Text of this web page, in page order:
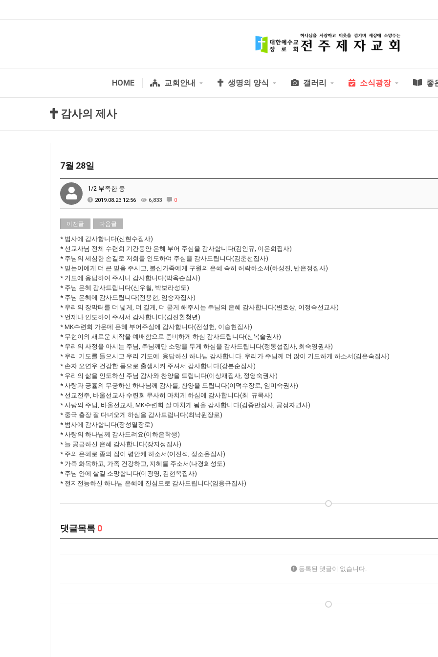
HOME 교회안내 생명의 양식 갤러리 소식광장 좋
감사의 제사
7월 28일
1/2 부족한 종
2019.08.23 12:56 6,833 0
이전글 다음글
* 범사에 감사합니다(신현수집사)
* 선교사님 전체 수련회 기간동안 은혜 부어 주심을 감사합니다(김인규, 이은희집사)
* 주님의 세심한 손길로 저희를 인도하여 주심을 감사드립니다(김춘선집사)
* 믿는이에게 더 큰 믿음 주시고, 불신가족에게 구원의 은혜 속히 허락하소서(하성진, 반은정집사)
* 기도에 응답하여 주시니 감사합니다(박옥순집사)
* 주님 은혜 감사드립니다(신우철, 박보라성도)
* 주님 은혜에 감사드립니다(전용현, 임송자집사)
* 우리의 장막터를 더 넓게, 더 길게, 더 굳게 해주시는 주님의 은혜 감사합니다(변호상, 이정숙선교사)
* 언제나 인도하여 주셔서 감사합니다(김진환청년)
* MK수련회 가운데 은혜 부어주심에 감사합니다(전성헌, 이승현집사)
* 무현이의 새로운 시작을 예배함으로 준비하게 하심 감사드립니다(신복술권사)
* 우리의 사정을 아시는 주님, 주님께만 소망을 두게 하심을 감사드립니다(정동섭집사, 최숙영권사)
* 우리 기도를 들으시고 우리 기도에 응답하신 하나님 감사합니다. 우리가 주님께 더 많이 기도하게 하소서(김은숙집사)
* 손자 오연우 건강한 몸으로 출생시켜 주셔서 감사합니다(강분순집사)
* 우리의 삶을 인도하신 주님 감사와 찬양을 드립니다(이상재집사, 정영숙권사)
* 사랑과 긍휼의 무궁하신 하나님께 감사를, 찬양을 드립니다(이덕수장로, 임미숙권사)
* 선교전주, 바울선교사 수련회 무사히 마치게 하심에 감사합니다(최 규목사)
* 사랑의 주님, 바울선교사, MK수련회 잘 마치게 됨을 감사합니다(김종만집사, 공정자권사)
* 중국 출장 잘 다녀오게 하심을 감사드립니다(최낙원장로)
* 범사에 감사합니다(장성열장로)
* 사랑의 하나님께 감사드려요(이하은학생)
* 늘 공급하신 은혜 감사합니다(장지성집사)
* 주의 은혜로 종의 집이 평안케 하소서(이진석, 정소윤집사)
* 가족 화목하고, 가족 건강하고, 지혜를 주소서(나경희성도)
* 주님 안에 살길 소망합니다(이광영, 김현옥집사)
* 전지전능하신 하나님 은혜에 진심으로 감사드립니다(임응규집사)
댓글목록 0
등록된 댓글이 없습니다.